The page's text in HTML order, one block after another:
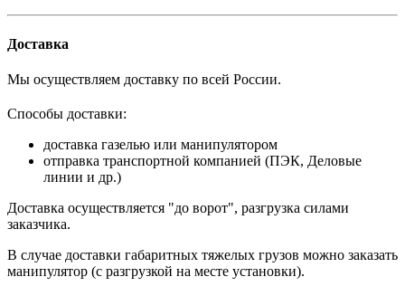
Доставка
Мы осуществляем доставку по всей России.
Способы доставки:
доставка газелью или манипулятором
отправка транспортной компанией (ПЭК, Деловые
линии и др.)
Доставка осуществляется "до ворот", разгрузка силами
заказчика.
В случае доставки габаритных тяжелых грузов можно заказать
манипулятор (с разгрузкой на месте установки).